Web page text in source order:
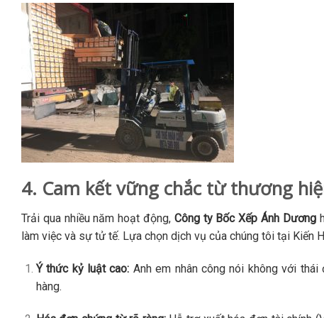
4. Cam kết vững chắc từ thương
Trải qua nhiều năm hoạt động, Công ty Bốc Xếp Ánh Dương
làm việc và sự tử tế. Lựa chọn dịch vụ của chúng tôi tại Kiến
Ý thức kỷ luật cao: Anh em nhân công nói không với
hàng.